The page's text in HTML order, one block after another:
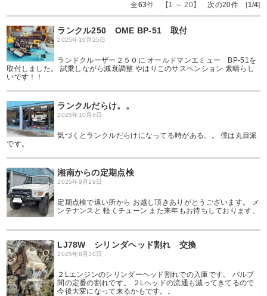
全63件 【1 ～ 20】 次の20件[1/4]
ランクル250 OME BP-51 取付
2025年10月25日
ランドクルーザー２５０に オールドマンエミュー BP-51を
取付しました。 試乗しながら減衰調整 やはりこのサスペンション 素晴らし
いです！！
ランクルだらけ。。
2025年10月8日
気づくとランクルだらけになってる時がある。。 僕は丸目派
です。
湘南からの定期点検
2025年9月19日
定期点検で遠い所から お越し頂きありがとうございます。 メ
ンテナンスと 軽くチューン また来年もお待ちしております。
LJ78W シリンダヘッド割れ 交換
2025年8月30日
２Lエンジンのシリンダーヘッド割れでの入庫です。 バルブ
間の定番の割れです。 ２Lヘッドの流通も減ってきてるので
今後大変になって来るかもです。。